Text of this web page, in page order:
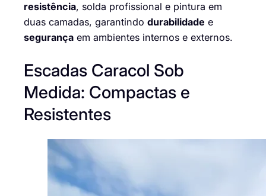
resistência, solda profissional e pintura em
duas camadas, garantindo durabilidade e
segurança em ambientes internos e externos.
Escadas Caracol Sob
Medida: Compactas e
Resistentes